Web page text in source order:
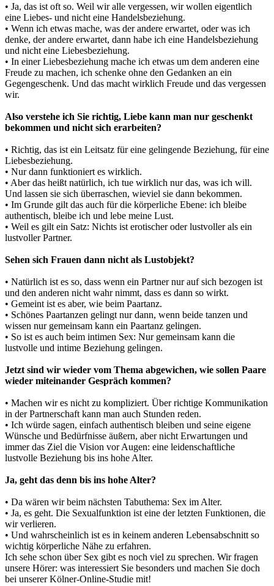
• Ja, das ist oft so. Weil wir alle vergessen, wir wollen eigentlich
eine Liebes- und nicht eine Handelsbeziehung.
• Wenn ich etwas mache, was der andere erwartet, oder was ich
denke, der andere erwartet, dann habe ich eine Handelsbeziehung
und nicht eine Liebesbeziehung.
• In einer Liebesbeziehung mache ich etwas um dem anderen eine
Freude zu machen, ich schenke ohne den Gedanken an ein
Gegengeschenk. Und das macht wirklich Freude und das vergessen
wir.
Also verstehe ich Sie richtig, Liebe kann man nur geschenkt
bekommen und nicht sich erarbeiten?
• Richtig, das ist ein Leitsatz für eine gelingende Beziehung, für eine
Liebesbeziehung.
• Nur dann funktioniert es wirklich.
• Aber das heißt natürlich, ich tue wirklich nur das, was ich will.
Und lassen sie sich überraschen, wieviel sie dann bekommen.
• Im Grunde gilt das auch für die körperliche Ebene: ich bleibe
authentisch, bleibe ich und lebe meine Lust.
• Weil es gilt ein Satz: Nichts ist erotischer oder lustvoller als ein
lustvoller Partner.
Sehen sich Frauen dann nicht als Lustobjekt?
• Natürlich ist es so, dass wenn ein Partner nur auf sich bezogen ist
und den anderen nicht wahr nimmt, dass es dann so wirkt.
• Gemeint ist es aber, wie beim Paartanz.
• Schönes Paartanzen gelingt nur dann, wenn beide tanzen und
wissen nur gemeinsam kann ein Paartanz gelingen.
• So ist es auch beim intimen Sex: Nur gemeinsam kann die
lustvolle und intime Beziehung gelingen.
Jetzt sind wir wieder vom Thema abgewichen, wie sollen Paare
wieder miteinander Gespräch kommen?
• Machen wir es nicht zu kompliziert. Über richtige Kommunikation
in der Partnerschaft kann man auch Stunden reden.
• Ich würde sagen, einfach authentisch bleiben und seine eigene
Wünsche und Bedürfnisse äußern, aber nicht Erwartungen und
immer das Ziel die Vision vor Augen: eine leidenschaftliche
lustvolle Beziehung bis ins hohe Alter.
Ja, geht das denn bis ins hohe Alter?
• Da wären wir beim nächsten Tabuthema: Sex im Alter.
• Ja, es geht. Die Sexualfunktion ist eine der letzten Funktionen, die
wir verlieren.
• Und wahrscheinlich ist es in keinem anderen Lebensabschnitt so
wichtig körperliche Nähe zu erfahren.
Ich sehe schon über Sex gibt es noch viel zu sprechen. Wir fragen
unsere Hörer: was interessiert Sie besonders und machen Sie doch
bei unserer Kölner-Online-Studie mit!